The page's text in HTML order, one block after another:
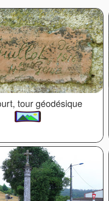
tour géodésique